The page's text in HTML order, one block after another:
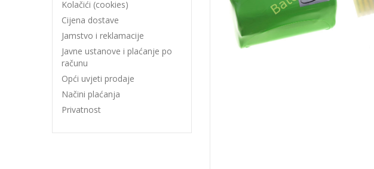
Kolačići (cookies)
Cijena dostave
Jamstvo i reklamacije
Javne ustanove i plaćanje po
računu
Opći uvjeti prodaje
Načini plaćanja
Privatnost